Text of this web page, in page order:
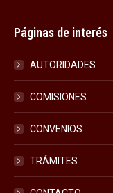
Páginas de interés
AUTORIDADES
COMISIONES
CONVENIOS
TRÁMITES